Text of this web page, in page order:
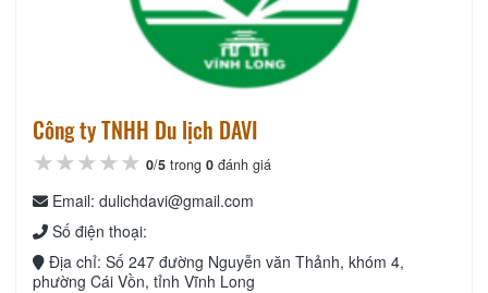
Công ty TNHH Du lịch DAVI
★★★★★
★★★★★
★★★★★ 0/5 trong 0 đánh giá
Email: dulichdavi@gmail.com
Số điện thoại:
Địa chỉ: Số 247 đường Nguyễn văn Thảnh, khóm 4,
phường Cái Vồn, tỉnh Vĩnh Long